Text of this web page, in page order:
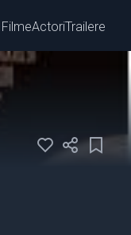
FilmeActoriTrailere